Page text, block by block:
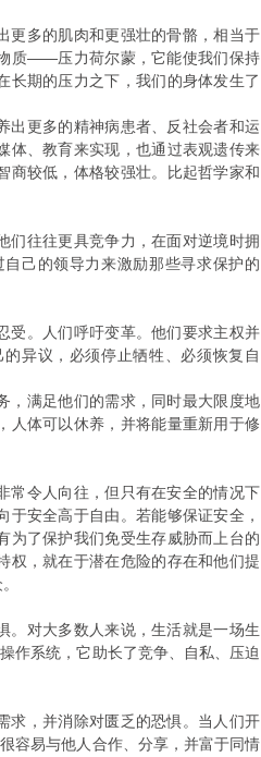
多的肌肉和更强壮的骨骼，相当于
质——压力荷尔蒙，它能使我们保持
长期的压力之下，我们的身体发生了
更多的精神病患者、反社会者和运
体、教育来实现，也通过表观遗传来
商较低，体格较强壮。比起哲学家和
往往更具竞争力，在面对逆境时拥
己的领导力来激励那些寻求保护的
。人们呼吁变革。他们要求主权并
异议，必须停止牺牲、必须恢复自
满足他们的需求，同时最大限度地
人体可以休养，并将能量重新用于修
令人向往，但只有在安全的情况下
安全高于自由。若能够保证安全，
为了保护我们免受生存威胁而上台的
权，就在于潜在危险的存在和他们提
对大多数人来说，生活就是一场生
作系统，它助长了竞争、自私、压迫
，并消除对匮乏的恐惧。当人们开
容易与他人合作、分享，并富于同情